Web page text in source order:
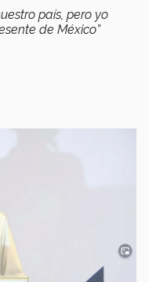
país, pero yo
de México”